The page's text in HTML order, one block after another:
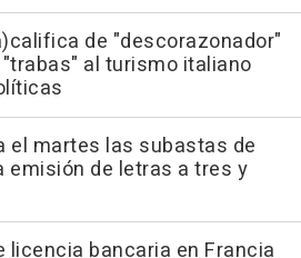
de "descorazonador"
al turismo italiano
el martes las subastas de
emisión de letras a tres y
licencia bancaria en Francia